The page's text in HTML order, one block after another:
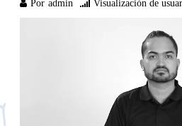
Por admin Visualización de